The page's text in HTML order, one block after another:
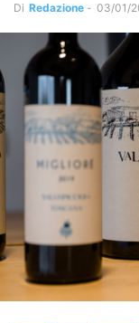
Di Redazione - 03/01/